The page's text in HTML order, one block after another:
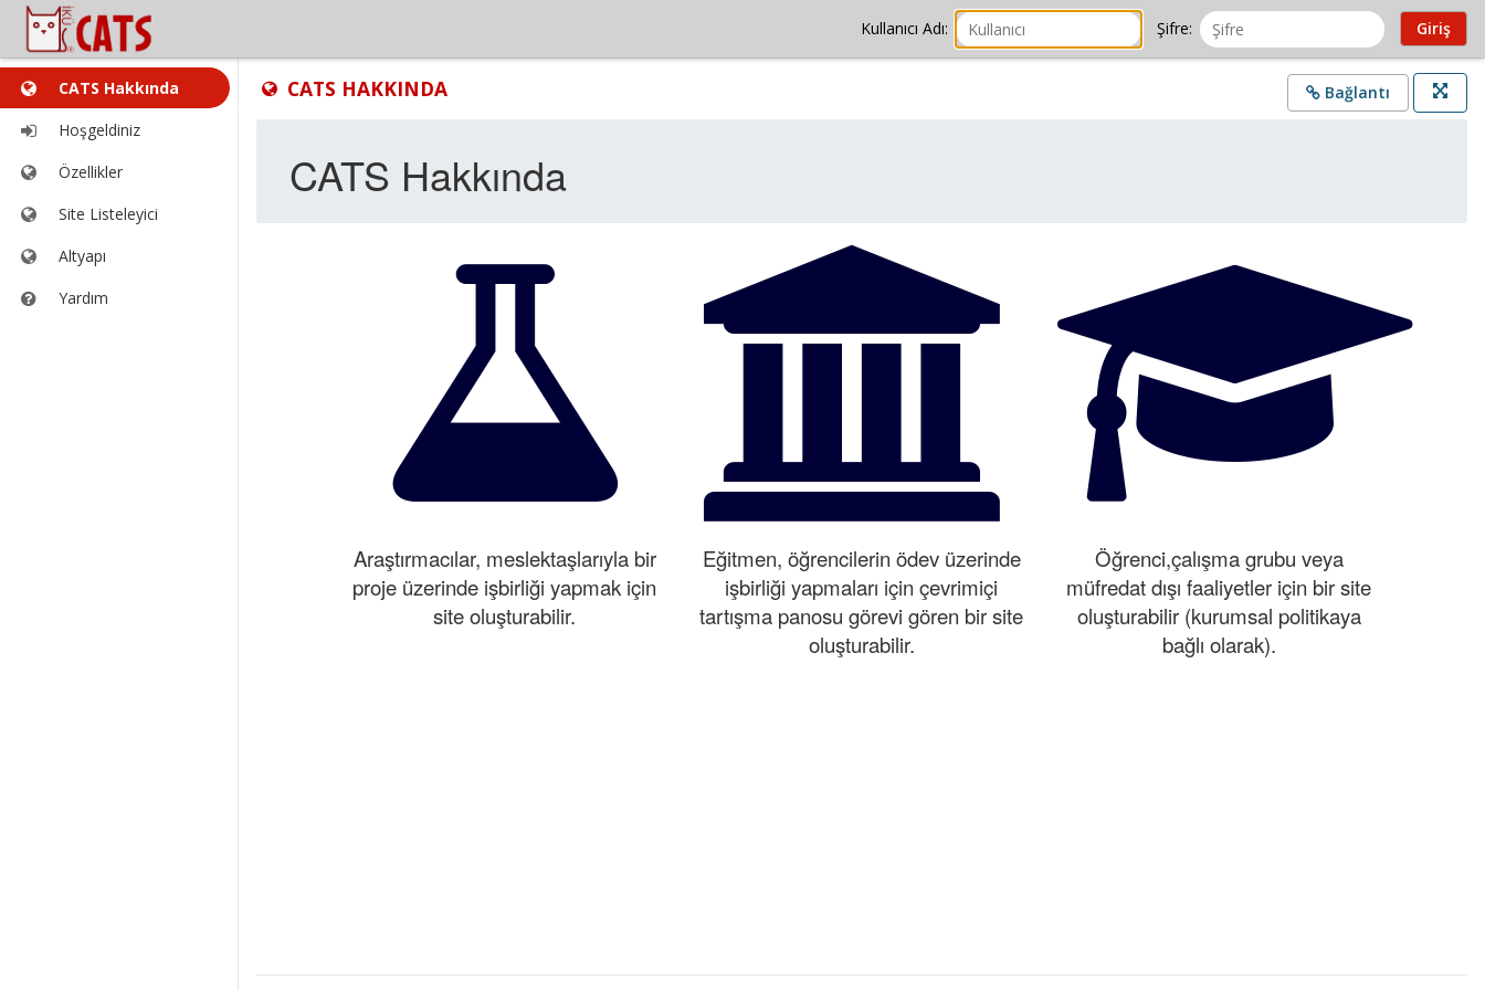
Kullanıcı Adı: Şifre:
Araçlar
listesi
buradan
açılıyor
CATS Hakkında
Hoşgeldiniz
Özellikler
Site Listeleyici
Altyapı
Yardım
Yeni
CATS HAKKINDA
İçerik
buradan Bağlantı